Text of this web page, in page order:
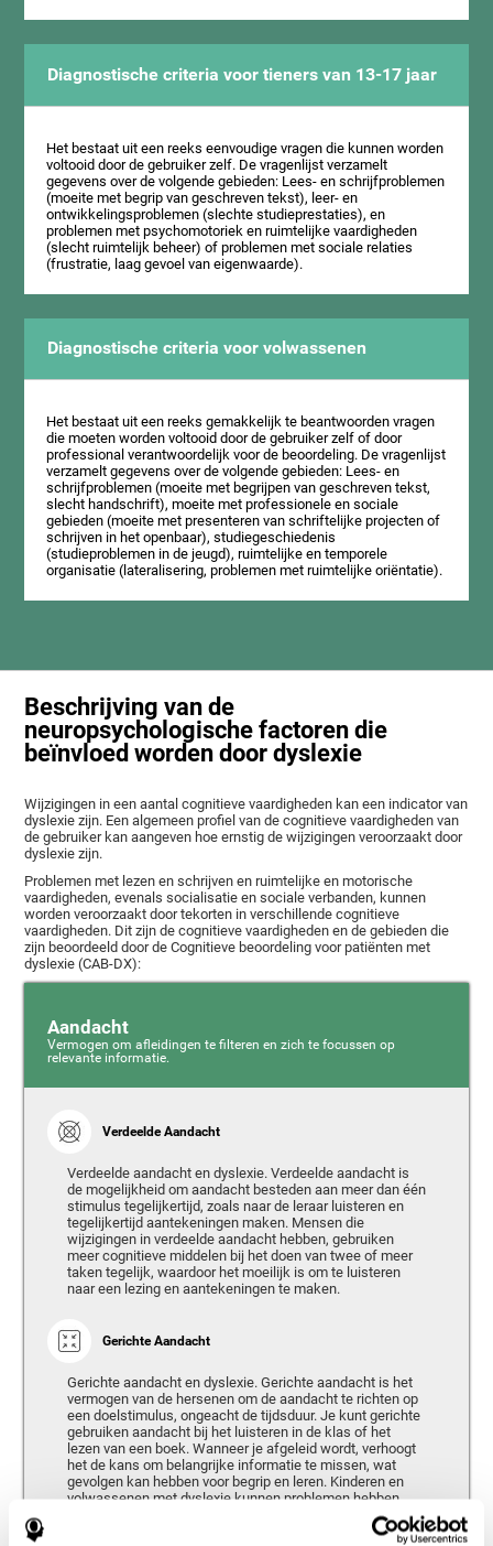
Diagnostische criteria voor tieners van 13-17 jaar
Het bestaat uit een reeks eenvoudige vragen die kunnen worden
voltooid door de gebruiker zelf. De vragenlijst verzamelt
gegevens over de volgende gebieden: Lees- en schrijfproblemen
(moeite met begrip van geschreven tekst), leer- en
ontwikkelingsproblemen (slechte studieprestaties), en
problemen met psychomotoriek en ruimtelijke vaardigheden
(slecht ruimtelijk beheer) of problemen met sociale relaties
(frustratie, laag gevoel van eigenwaarde).
Diagnostische criteria voor volwassenen
Het bestaat uit een reeks gemakkelijk te beantwoorden vragen
die moeten worden voltooid door de gebruiker zelf of door
professional verantwoordelijk voor de beoordeling. De vragenlijst
verzamelt gegevens over de volgende gebieden: Lees- en
schrijfproblemen (moeite met begrijpen van geschreven tekst,
slecht handschrift), moeite met professionele en sociale
gebieden (moeite met presenteren van schriftelijke projecten of
schrijven in het openbaar), studiegeschiedenis
(studieproblemen in de jeugd), ruimtelijke en temporele
organisatie (lateralisering, problemen met ruimtelijke oriëntatie).
Beschrijving van de
neuropsychologische factoren die
beïnvloed worden door dyslexie
Wijzigingen in een aantal cognitieve vaardigheden kan een indicator van
dyslexie zijn. Een algemeen profiel van de cognitieve vaardigheden van
de gebruiker kan aangeven hoe ernstig de wijzigingen veroorzaakt door
dyslexie zijn.
Problemen met lezen en schrijven en ruimtelijke en motorische
vaardigheden, evenals socialisatie en sociale verbanden, kunnen
worden veroorzaakt door tekorten in verschillende cognitieve
vaardigheden. Dit zijn de cognitieve vaardigheden en de gebieden die
zijn beoordeeld door de Cognitieve beoordeling voor patiënten met
dyslexie (CAB-DX):
Aandacht
Vermogen om afleidingen te filteren en zich te focussen op
relevante informatie.
Verdeelde Aandacht
Verdeelde aandacht en dyslexie. Verdeelde aandacht is
de mogelijkheid om aandacht besteden aan meer dan één
stimulus tegelijkertijd, zoals naar de leraar luisteren en
tegelijkertijd aantekeningen maken. Mensen die
wijzigingen in verdeelde aandacht hebben, gebruiken
meer cognitieve middelen bij het doen van twee of meer
taken tegelijk, waardoor het moeilijk is om te luisteren
naar een lezing en aantekeningen te maken.
Gerichte Aandacht
Gerichte aandacht en dyslexie. Gerichte aandacht is het
vermogen van de hersenen om de aandacht te richten op
een doelstimulus, ongeacht de tijdsduur. Je kunt gerichte
gebruiken aandacht bij het luisteren in de klas of het
lezen van een boek. Wanneer je afgeleid wordt, verhoogt
het de kans om belangrijke informatie te missen, wat
gevolgen kan hebben voor begrip en leren. Kinderen en
volwassenen met dyslexie kunnen problemen hebben